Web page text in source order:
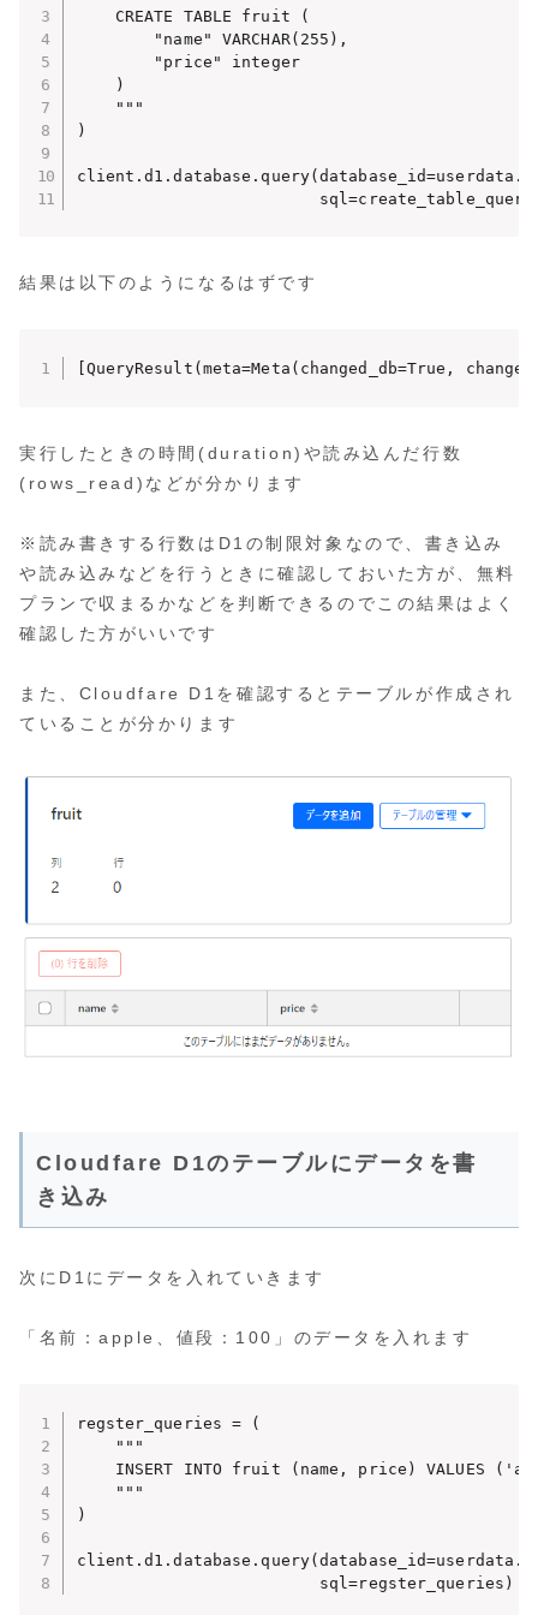
    CREATE TABLE fruit (
        "name" VARCHAR(255),
        "price" integer
    )
    """
)
結果は以下のようになるはずです
[QueryResult(meta=Meta(changed_db=True,
実行したときの時間(duration)や読み込んだ行数
(rows_read)などが分かります
※読み書きする行数はD1の制限対象なので、書き込み
や読み込みなどを行うときに確認しておいた方が、無料
プランで収まるかなどを判断できるのでこの結果はよく
確認した方がいいです
また、Cloudfare D1を確認するとテーブルが作成され
ていることが分かります
Cloudfare D1のテーブルにデータを書
き込み
次にD1にデータを入れていきます
「名前：apple、値段：100」のデータを入れます
regster_queries = (
    """
INSERT INTO fruit (name, price) VALUES
    """
)
                         sql=regster_queries)